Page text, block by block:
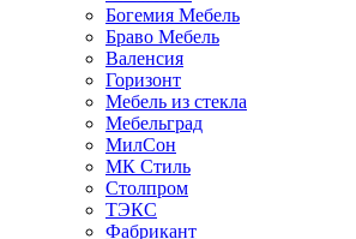
Богемия Мебель
Браво Мебель
Валенсия
Горизонт
Мебель из стекла
Мебельград
МилСон
МК Стиль
Столпром
ТЭКС
Фабрикант